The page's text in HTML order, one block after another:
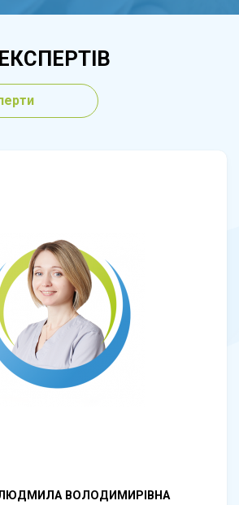
ВОЛОДИМИРІВНА